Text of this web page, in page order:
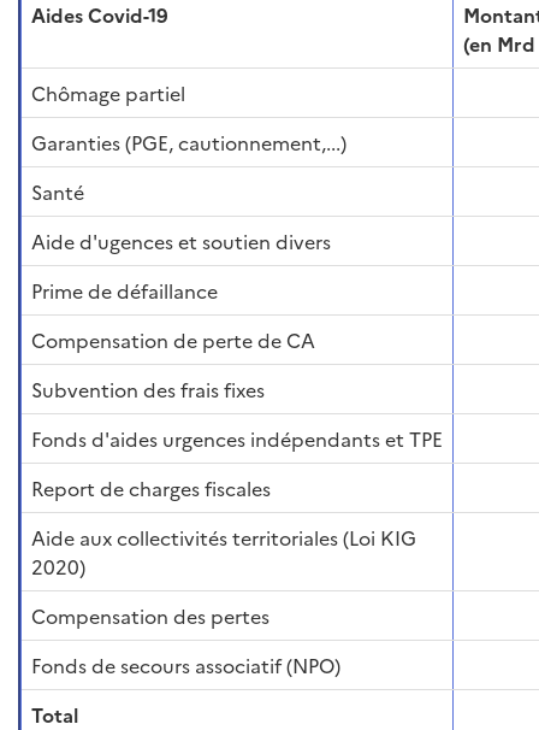
Aides Covid-19
(en Mrd
Chômage partiel
Garanties (PGE, cautionnement,...)
Santé
Aide d'ugences et soutien divers
Prime de défaillance
Compensation de perte de CA
Subvention des frais fixes
Fonds d'aides urgences indépendants et TPE
Report de charges fiscales
Aide aux collectivités territoriales (Loi KIG
2020)
Compensation des pertes
Fonds de secours associatif (NPO)
Total